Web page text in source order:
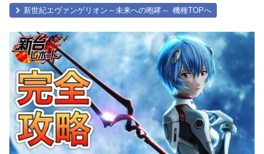
新世紀エヴァンゲリオン～未来への咆哮～